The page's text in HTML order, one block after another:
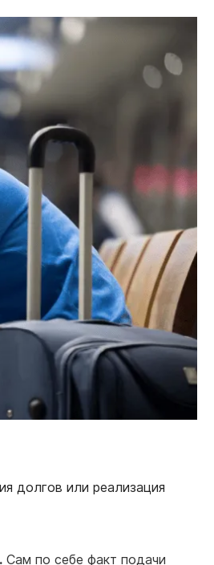
долгов или реализация
Сам по себе факт подачи